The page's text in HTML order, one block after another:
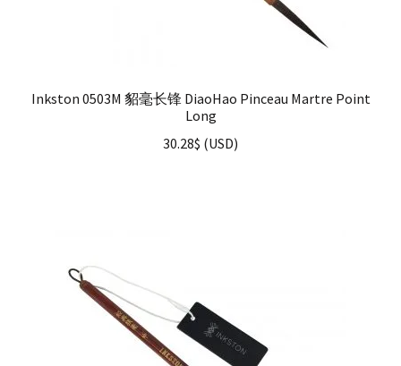
Inkston 0503M 貂毫长锋 DiaoHao Pinceau Martre Point
Long
30.28$ (USD)